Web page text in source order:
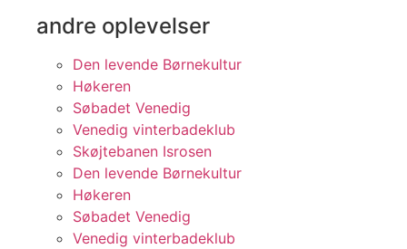
andre oplevelser
Den levende Børnekultur
Høkeren
Søbadet Venedig
Venedig vinterbadeklub
Skøjtebanen Isrosen
Den levende Børnekultur
Høkeren
Søbadet Venedig
Venedig vinterbadeklub